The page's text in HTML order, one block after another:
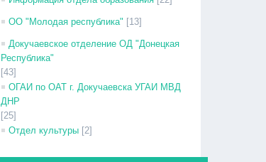
ОО "Молодая республика" [13]
Докучаевское отделение ОД "Донецкая
Республика"
[43]
ОГАИ по ОАТ г. Докучаевска УГАИ МВД
ДНР
[25]
Отдел культуры [2]